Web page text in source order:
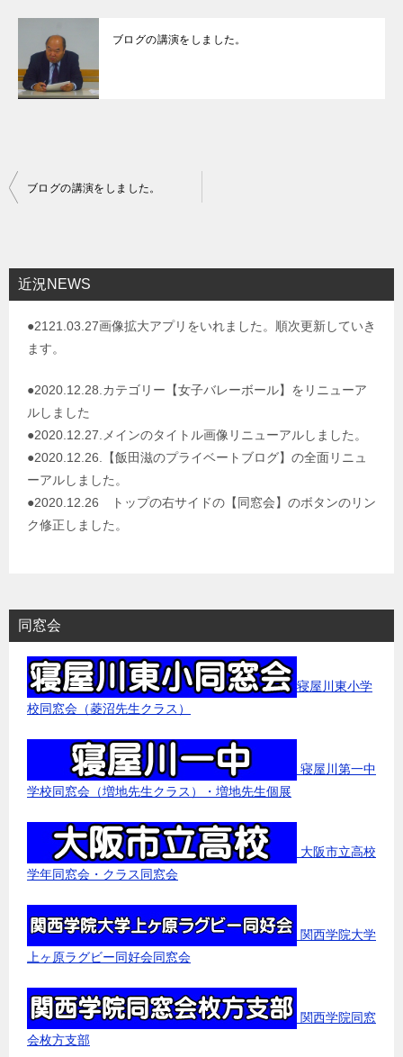
ブログの講演をしました。
投
ビ
ゲ
ブログの講演をしました。
近況NEWS
●2121.03.27画像拡大アプリをいれました。順次更新していき
ます。
●2020.12.28.カテゴリー【女子バレーボール】をリニューア
ルしました
●2020.12.27.メインのタイトル画像リニューアルしました。
●2020.12.26.【飯田滋のプライベートブログ】の全面リニュ
ーアルしました。
●2020.12.26 トップの右サイドの【同窓会】のボタンのリン
ク修正しました。
同窓会
寝屋川東小学
校同窓会（菱沼先生クラス）
寝屋川第一中
学校同窓会（増地先生クラス）・増地先生個展
大阪市立高校
学年同窓会・クラス同窓会
関西学院大学
上ヶ原ラグビー同好会同窓会
関西学院同窓
会枚方支部